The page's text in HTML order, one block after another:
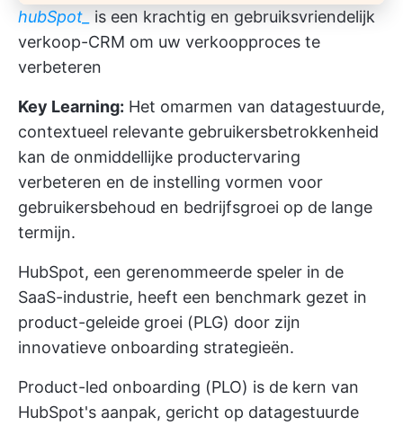
hubSpot_
is een krachtig en gebruiksvriendelijk
verkoop-CRM om uw verkoopproces te
verbeteren
Key Learning: Het omarmen van datagestuurde,
contextueel relevante gebruikersbetrokkenheid
kan de onmiddellijke productervaring
verbeteren en de instelling vormen voor
gebruikersbehoud en bedrijfsgroei op de lange
termijn.
HubSpot, een gerenommeerde speler in de
SaaS-industrie, heeft een benchmark gezet in
product-geleide groei (PLG) door zijn
innovatieve onboarding strategieën.
Product-led onboarding (PLO) is de kern van
HubSpot's aanpak, gericht op datagestuurde